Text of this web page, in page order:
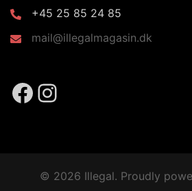
+45 25 85 24 85
mail@illegalmagasin.dk
© 2026 Illegal. Proudly